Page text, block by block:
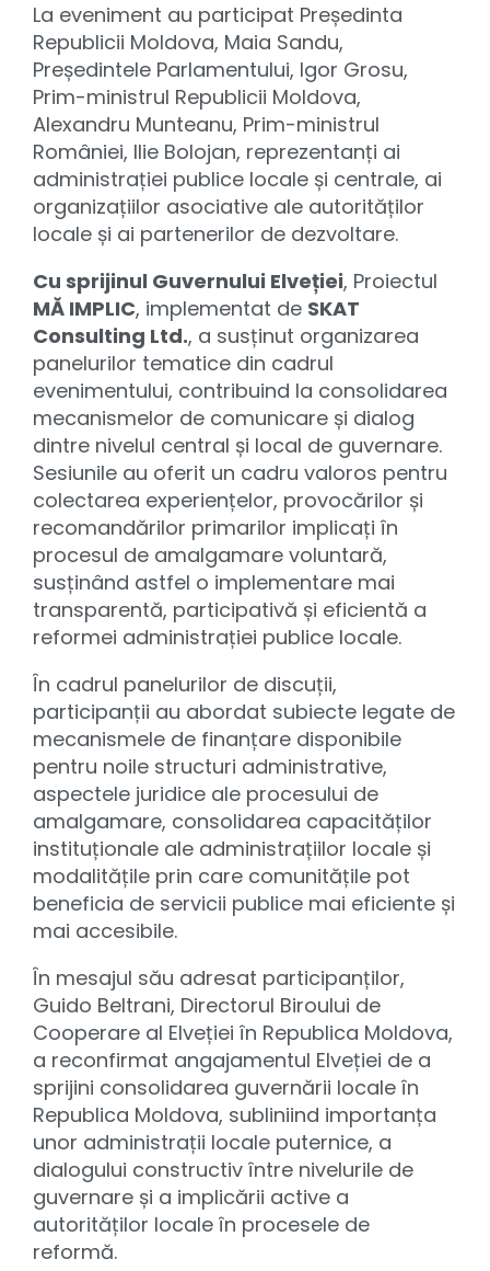
La eveniment au participat Președinta
Republicii Moldova, Maia Sandu,
Președintele Parlamentului, Igor Grosu,
Prim-ministrul Republicii Moldova,
Alexandru Munteanu, Prim-ministrul
României, Ilie Bolojan, reprezentanți ai
administrației publice locale și centrale, ai
organizațiilor asociative ale autorităților
locale și ai partenerilor de dezvoltare.
Cu sprijinul Guvernului Elveției, Proiectul
MĂ IMPLIC, implementat de SKAT
Consulting Ltd., a susținut organizarea
panelurilor tematice din cadrul
evenimentului, contribuind la consolidarea
mecanismelor de comunicare și dialog
dintre nivelul central și local de guvernare.
Sesiunile au oferit un cadru valoros pentru
colectarea experiențelor, provocărilor și
recomandărilor primarilor implicați în
procesul de amalgamare voluntară,
susținând astfel o implementare mai
transparentă, participativă și eficientă a
reformei administrației publice locale.
În cadrul panelurilor de discuții,
participanții au abordat subiecte legate de
mecanismele de finanțare disponibile
pentru noile structuri administrative,
aspectele juridice ale procesului de
amalgamare, consolidarea capacităților
instituționale ale administrațiilor locale și
modalitățile prin care comunitățile pot
beneficia de servicii publice mai eficiente și
mai accesibile.
În mesajul său adresat participanților,
Guido Beltrani, Directorul Biroului de
Cooperare al Elveției în Republica Moldova,
a reconfirmat angajamentul Elveției de a
sprijini consolidarea guvernării locale în
Republica Moldova, subliniind importanța
unor administrații locale puternice, a
dialogului constructiv între nivelurile de
guvernare și a implicării active a
autorităților locale în procesele de
reformă.